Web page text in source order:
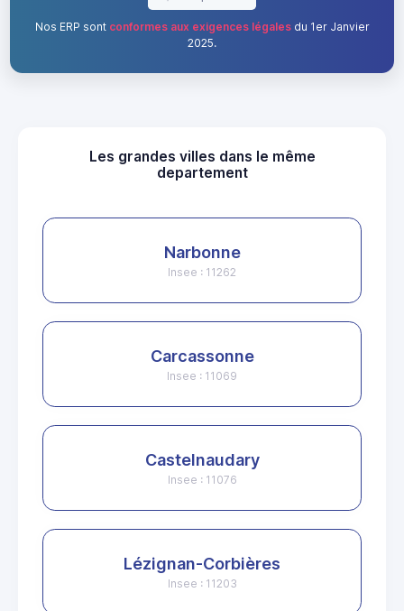
Nos ERP sont conformes aux exigences légalesdu 1er Janvier
2025.
Les grandes villes dans le même
departement
Narbonne
Insee : 11262
Carcassonne
Insee : 11069
Castelnaudary
Insee : 11076
Lézignan-Corbières
Insee : 11203